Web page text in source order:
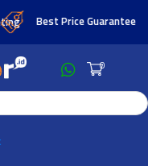
Best Price Guarantee
0